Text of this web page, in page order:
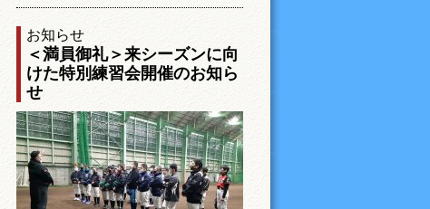
お知らせ
＜満員御礼＞来シーズンに向
けた特別練習会開催のお知ら
せ